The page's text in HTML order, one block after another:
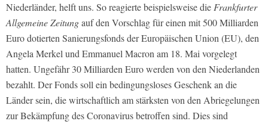
Niederländer, helft uns. So reagierte beispielsweise dieFrankfurter
Allgemeine Zeitungauf den Vorschlag für einen mit 500 Milliarden
Euro dotierten Sanierungsfonds der Europäischen Union (EU), den
Angela Merkel und Emmanuel Macron am 18. Mai vorgelegt
hatten. Ungefähr 30 Milliarden Euro werden von den Niederlanden
bezahlt. Der Fonds soll ein bedingungsloses Geschenk an die
Länder sein, die wirtschaftlich am stärksten von den Abriegelungen
zur Bekämpfung des Coronavirus betroffen sind. Dies sind